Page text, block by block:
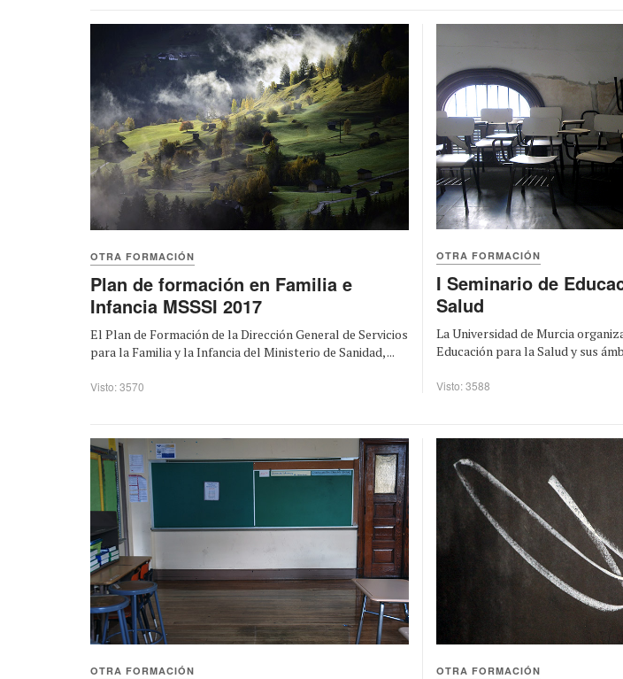
OTRA FORMACIÓN
Plan de formación en Familia e
Infancia MSSSI 2017
El Plan de Formación de la Dirección General de Servicios
para la Familia y la Infancia del Ministerio de Sanidad, ...
Visto: 3570
OTRA FORMACIÓN
I Seminario de
Salud
La Universidad de Murcia
Educación para la Salud y sus
Visto: 3588
OTRA FORMACIÓN OTRA FORMACIÓN